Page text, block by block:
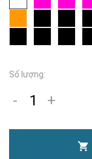
Số lượng:
- +